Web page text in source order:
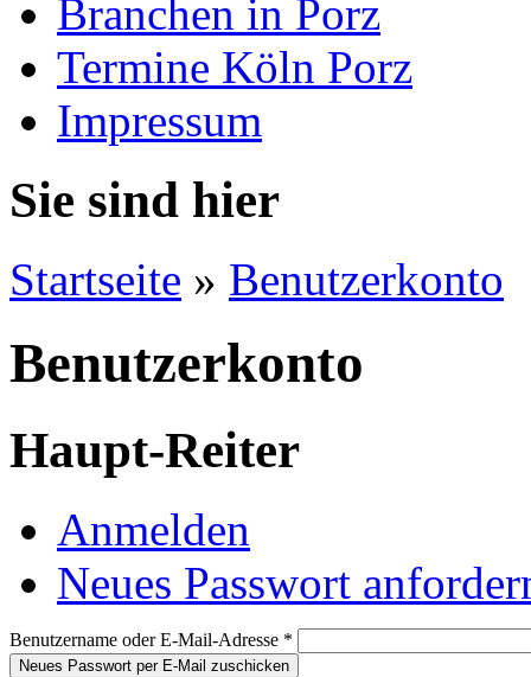
Branchen in Porz
Termine Köln Porz
Impressum
Sie sind hier
Startseite » Benutzerkonto
Benutzerkonto
Haupt-Reiter
Anmelden
Neues Passwort
Benutzername oder E-Mail-Adresse *